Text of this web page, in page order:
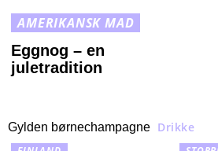
AMERIKANSK MAD
Eggnog – en
juletradition
Gylden børnechampagne Drikke